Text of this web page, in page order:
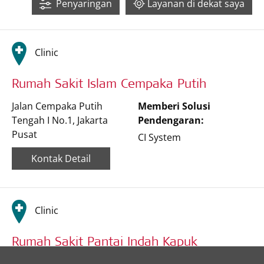
Layanan di dekat saya
Penyaringan
Clinic
Rumah Sakit Islam Cempaka Putih
Jalan Cempaka Putih
Tengah I No.1, Jakarta
Pusat
Kontak Detail
Memberi Solusi
Pendengaran:
CI System
Clinic
Rumah Sakit Pantai Indah Kapuk